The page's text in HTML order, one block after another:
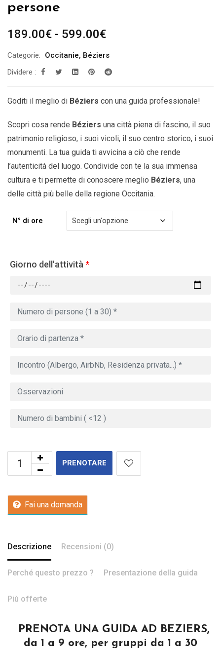
persone
189.00€ - 599.00€Fascia
prezzo:
da
a
Categorie: Occitanie, Béziers
Dividere :
Goditi il ​​meglio di Béziers con una guida professionale!
Scopri cosa rende Béziers una città piena di fascino, il suo
patrimonio religioso, i suoi vicoli, il suo centro storico, i suoi
monumenti. La tua guida ti avvicina a ciò che rende
l’autenticità del luogo. Condivide con te la sua immensa
cultura e ti permette di conoscere meglio Béziers, una
delle città più belle della regione Occitania.
N° di ore
Giorno dell'attività *
PRENOTARE
Fai una domanda
Descrizione Recensioni (0)
Perché questo prezzo ? Presentazione della guida
Più offerte
PRENOTA UNA GUIDA AD BEZIERS,
da 1 a 9 ore, per gruppi da 1 a 30